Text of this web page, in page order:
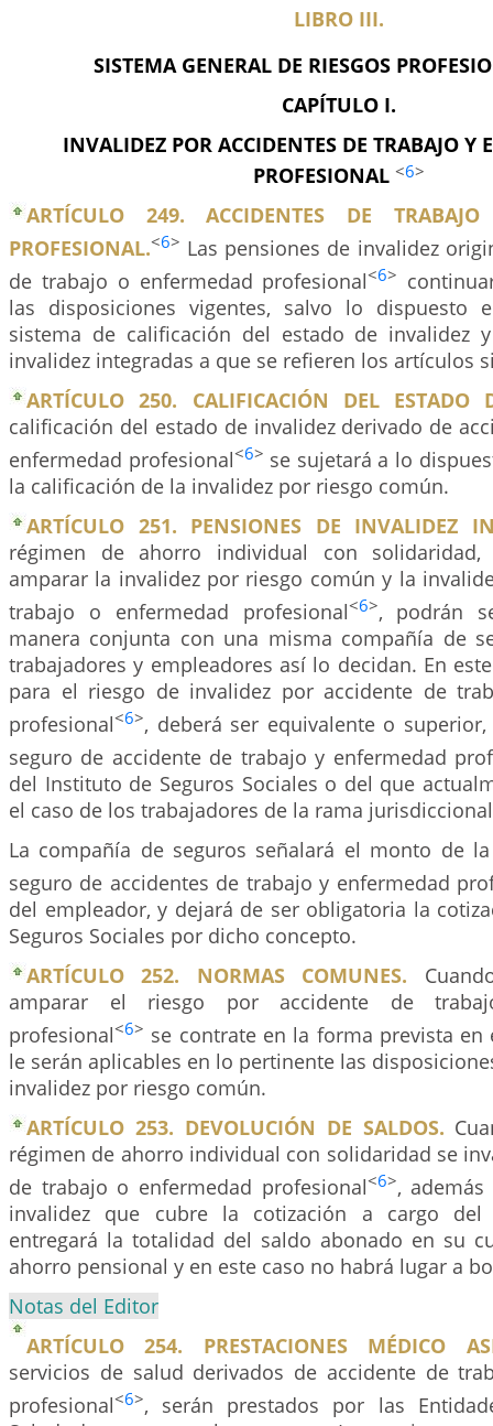
LIBRO III.
SISTEMA GENERAL DE RIESGOS
CAPÍTULO I.
INVALIDEZ POR ACCIDENTES DE TRABAJO Y
PROFESIONAL <6>
ARTÍCULO 249. ACCIDENTES DE
PROFESIONAL.<6> Las pensiones de invalidez
de trabajo o enfermedad profesional<6>
las disposiciones vigentes, salvo lo dispuesto
sistema de calificación del estado de invalidez
invalidez integradas a que se refieren los artículos
ARTÍCULO 250. CALIFICACIÓN DEL ESTADO
calificación del estado de invalidez derivado de
enfermedad profesional<6> se sujetará a lo
la calificación de la invalidez por riesgo común.
ARTÍCULO 251. PENSIONES DE INVALIDEZ
régimen de ahorro individual con
amparar la invalidez por riesgo común y la
trabajo o enfermedad profesional<6>, podrán
manera conjunta con una misma compañía de
trabajadores y empleadores así lo decidan. En
para el riesgo de invalidez por accidente de
profesional<6>, deberá ser equivalente o
seguro de accidente de trabajo y enfermedad
del Instituto de Seguros Sociales o del que
el caso de los trabajadores de la rama
La compañía de seguros señalará el monto de
seguro de accidentes de trabajo y enfermedad
del empleador, y dejará de ser obligatoria la
Seguros Sociales por dicho concepto.
ARTÍCULO 252. NORMAS COMUNES.
amparar el riesgo por accidente de
profesional<6> se contrate en la forma prevista
le serán aplicables en lo pertinente las
invalidez por riesgo común.
ARTÍCULO 253. DEVOLUCIÓN DE SALDOS.
régimen de ahorro individual con solidaridad se
de trabajo o enfermedad profesional<6>,
invalidez que cubre la cotización a cargo del
entregará la totalidad del saldo abonado en su
ahorro pensional y en este caso no habrá lugar a
Notas del Editor
ARTÍCULO 254. PRESTACIONES MÉDICO
servicios de salud derivados de accidente de
profesional<6>, serán prestados por las